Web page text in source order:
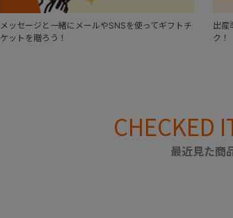
メッセージと一緒にメールやSNSを使ってギフトチ
ケットを贈ろう！
出産
ク！
CHECKED
最近見た商